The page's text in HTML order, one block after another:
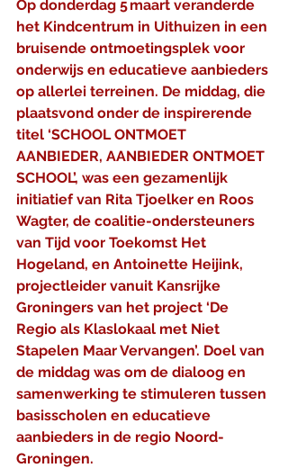
Op donderdag 5 maart veranderde
het Kindcentrum in Uithuizen in een
bruisende ontmoetingsplek voor
onderwijs en educatieve aanbieders
op allerlei terreinen. De middag, die
plaatsvond onder de inspirerende
titel ‘SCHOOL ONTMOET
AANBIEDER, AANBIEDER ONTMOET
SCHOOL’, was een gezamenlijk
initiatief van Rita Tjoelker en Roos
Wagter, de coalitie-ondersteuners
van Tijd voor Toekomst Het
Hogeland, en Antoinette Heijink,
projectleider vanuit Kansrijke
Groningers van het project ‘De
Regio als Klaslokaal met Niet
Stapelen Maar Vervangen’. Doel van
de middag was om de dialoog en
samenwerking te stimuleren tussen
basisscholen en educatieve
aanbieders in de regio Noord-
Groningen.